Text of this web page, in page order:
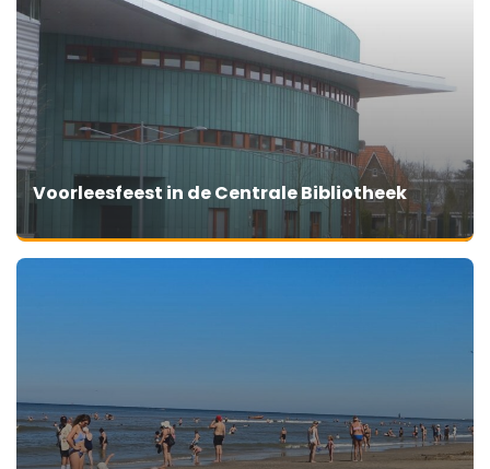
Voorleesfeest in de Centrale Bibliotheek